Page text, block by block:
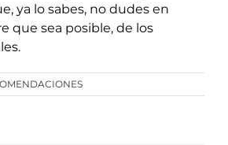
ya lo sabes, no dudes en
que sea posible, de los